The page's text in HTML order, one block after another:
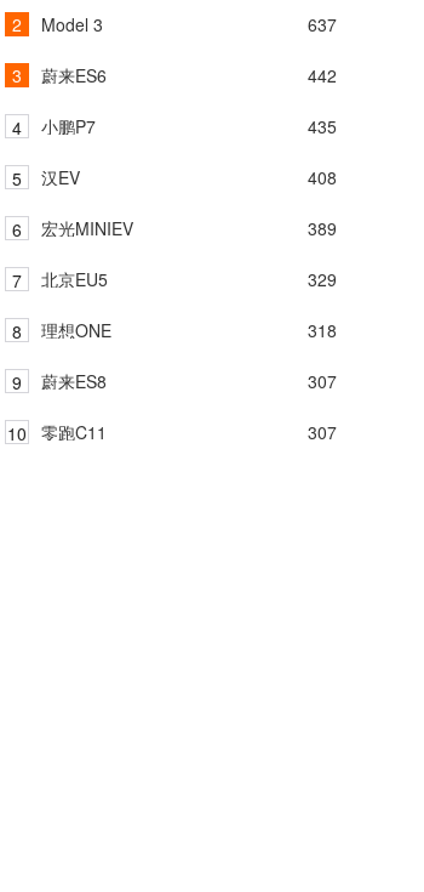
Model 3 637
蔚来ES6 442
小鹏P7 435
汉EV 408
宏光MINIEV 389
北京EU5 329
理想ONE 318
蔚来ES8 307
零跑C11 307